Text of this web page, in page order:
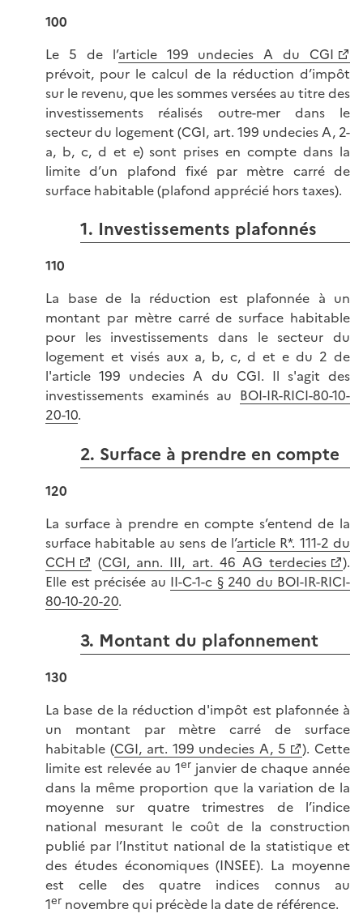
100
Le 5 de l’article 199 undecies A du CGI
prévoit, pour le calcul de la réduction d’impôt
sur le revenu, que les sommes versées au titre des
investissements réalisés outre-mer dans le
secteur du logement (CGI, art. 199 undecies A, 2-
a, b, c, d et e) sont prises en compte dans la
limite d’un plafond fixé par mètre carré de
surface habitable (plafond apprécié hors taxes).
1. Investissements plafonnés
110
La base de la réduction est plafonnée à un
montant par mètre carré de surface habitable
pour les investissements dans le secteur du
logement et visés aux a, b, c, d et e du 2 de
l'article 199 undecies A du CGI. Il s'agit des
investissements examinés au BOI-IR-RICI-80-10-
20-10.
2. Surface à prendre en compte
120
La surface à prendre en compte s’entend de la
surface habitable au sens de l’article R*. 111-2 du
CCH
(CGI, ann. III, art. 46 AG terdecies
).
Elle est précisée au II-C-1-c § 240 du BOI-IR-RICI-
80-10-20-20.
3. Montant du plafonnement
130
La base de la réduction d'impôt est plafonnée à
un montant par mètre carré de surface
habitable (CGI, art. 199 undecies A, 5
). Cette
limite est relevée au 1er janvier de chaque année
dans la même proportion que la variation de la
moyenne sur quatre trimestres de l’indice
national mesurant le coût de la construction
publié par l’Institut national de la statistique et
des études économiques (INSEE). La moyenne
est celle des quatre indices connus au
1er novembre qui précède la date de référence.